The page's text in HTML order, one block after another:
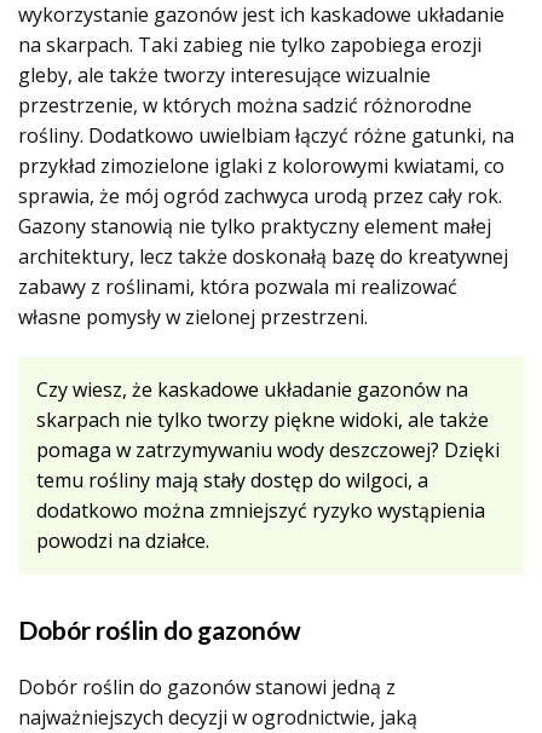
wykorzystanie gazonów jest ich kaskadowe układanie
na skarpach. Taki zabieg nie tylko zapobiega erozji
gleby, ale także tworzy interesujące wizualnie
przestrzenie, w których można sadzić różnorodne
rośliny. Dodatkowo uwielbiam łączyć różne gatunki, na
przykład zimozielone iglaki z kolorowymi kwiatami, co
sprawia, że mój ogród zachwyca urodą przez cały rok.
Gazony stanowią nie tylko praktyczny element małej
architektury, lecz także doskonałą bazę do kreatywnej
zabawy z roślinami, która pozwala mi realizować
własne pomysły w zielonej przestrzeni.
Czy wiesz, że kaskadowe układanie gazonów na
skarpach nie tylko tworzy piękne widoki, ale także
pomaga w zatrzymywaniu wody deszczowej? Dzięki
temu rośliny mają stały dostęp do wilgoci, a
dodatkowo można zmniejszyć ryzyko wystąpienia
powodzi na działce.
Dobór roślin do gazonów
Dobór roślin do gazonów stanowi jedną z
najważniejszych decyzji w ogrodnictwie, jaką